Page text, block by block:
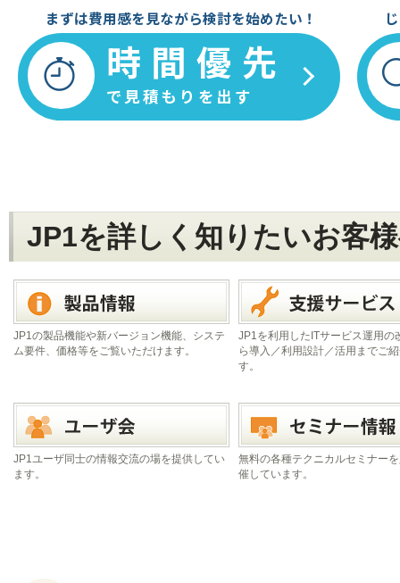
まずは費用感を見ながら検討を始めたい！
時間優先
で見積もりを出す
JP1を詳しく知りたいお客
JP1の製品機能や新バージョン機能、システ
ム要件、価格等をご覧いただけます。
JP1を利用したITサービス運用の
ら導入／利用設計／活用までご
す。
JP1ユーザ同士の情報交流の場を提供してい
ます。
無料の各種テクニカルセミナー
催しています。